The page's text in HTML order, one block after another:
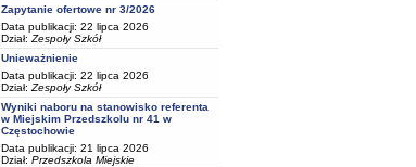
Zapytanie ofertowe nr 3/2026
Data publikacji: 22 lipca 2026
Dział: Zespoły Szkół
Unieważnienie
Data publikacji: 22 lipca 2026
Dział: Zespoły Szkół
Wyniki naboru na stanowisko referenta
w Miejskim Przedszkolu nr 41 w
Częstochowie
Data publikacji: 21 lipca 2026
Dział: Przedszkola Miejskie